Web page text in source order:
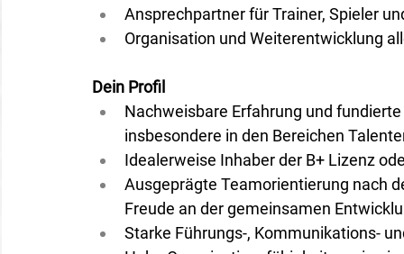
Ansprechpartner für Trainer, Spieler
Organisation und Weiterentwicklung
Dein Profil
Nachweisbare Erfahrung und
insbesondere in den Bereichen
Idealerweise Inhaber der B+ Lizenz
Ausgeprägte Teamorientierung nach
Freude an der gemeinsamen
Starke Führungs-, Kommunikations-